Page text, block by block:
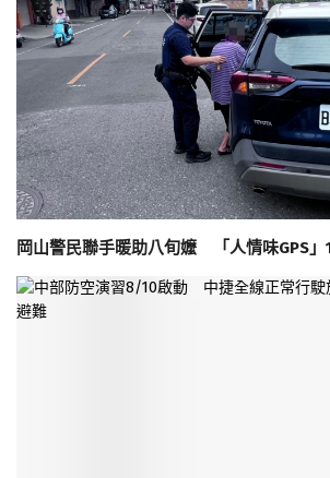
岡山警民聯手暖助八旬嬤 「人情味GPS」